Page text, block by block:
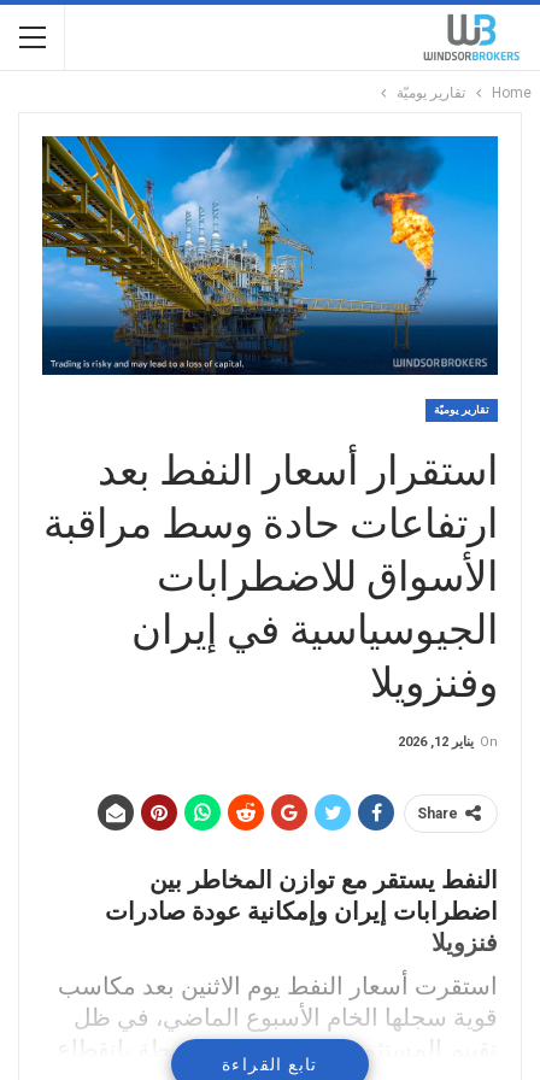
Home تقارير يوميّة
تقارير يوميّة
استقرار أسعار النفط بعد
ارتفاعات حادة وسط مراقبة
الأسواق للاضطرابات
الجيوسياسية في إيران
وفنزويلا
On يناير 12, 2026
Share
النفط يستقر مع توازن المخاطر بين
اضطرابات إيران وإمكانية عودة صادرات
فنزويلا
استقرت أسعار النفط يوم الاثنين بعد مكاسب
قوية سجلها الخام الأسبوع الماضي، في ظل
تقييم المستثمرين للمخاطر المرتبطة بانقطاع
تابع القراءة